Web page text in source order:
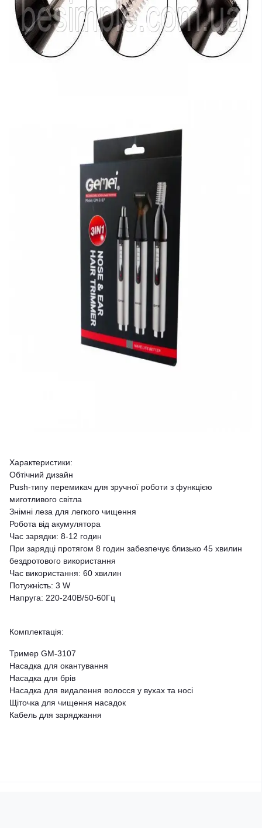
Характеристики:
Обтічний дизайн
Push-типу перемикач для зручної роботи з функцією
миготливого світла
Знімні леза для легкого чищення
Робота від акумулятора
Час зарядки: 8-12 годин
При зарядці протягом 8 годин забезпечує близько 45 хвилин
бездротового використання
Час використання: 60 хвилин
Потужність: 3 W
Напруга: 220-240В/50-60Гц
Комплектація:
Тример GM-3107
Насадка для окантування
Насадка для брів
Насадка для видалення волосся у вухах та носі
Щіточка для чищення насадок
Кабель для заряджання